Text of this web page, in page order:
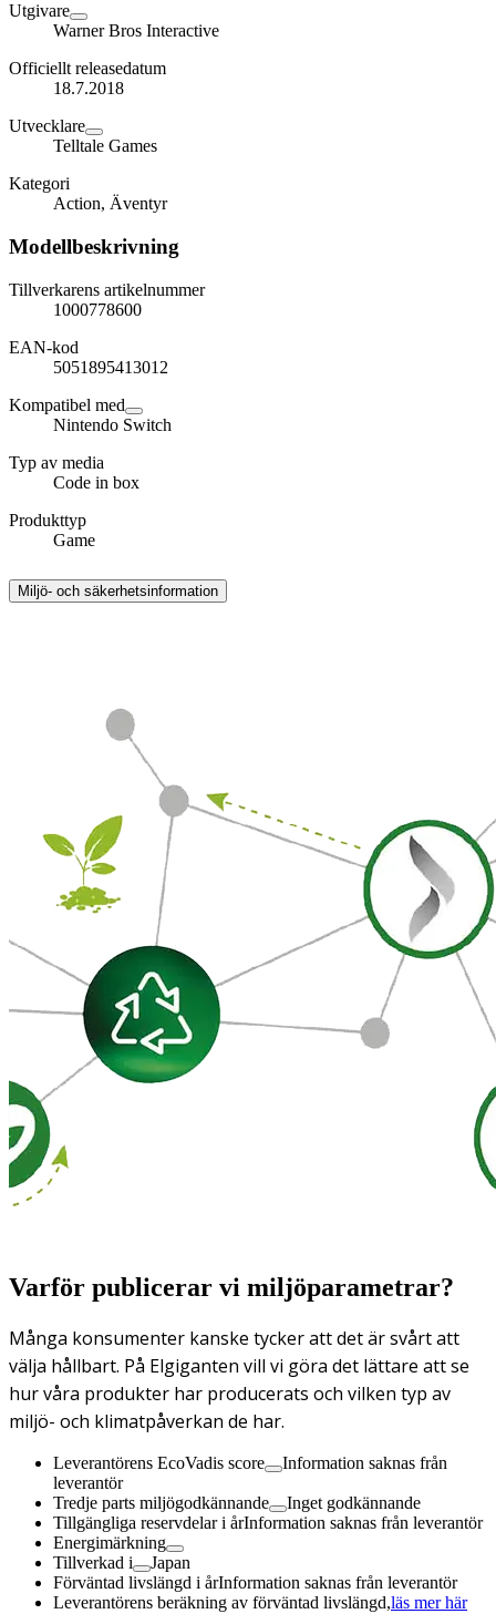
Utgivare
Warner Bros Interactive
Officiellt releasedatum
18.7.2018
Utvecklare
Telltale Games
Kategori
Action, Äventyr
Modellbeskrivning
Tillverkarens artikelnummer
1000778600
EAN-kod
5051895413012
Kompatibel med
Nintendo Switch
Typ av media
Code in box
Produkttyp
Game
Miljö- och säkerhetsinformation
Varför publicerar vi miljöparametrar?
Många konsumenter kanske tycker att det är svårt att
välja hållbart. På Elgiganten vill vi göra det lättare att se
hur våra produkter har producerats och vilken typ av
miljö- och klimatpåverkan de har.
Leverantörens EcoVadis score
Information saknas från
leverantör
Tredje parts miljögodkännande
Inget godkännande
Tillgängliga reservdelar i årInformation saknas från leverantör
Energimärkning
Tillverkad i
Japan
Förväntad livslängd i årInformation saknas från leverantör
Leverantörens beräkning av förväntad livslängd,läs mer här